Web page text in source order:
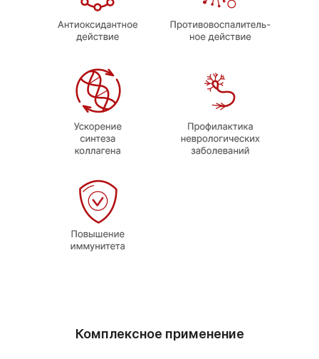
Комплексное применение